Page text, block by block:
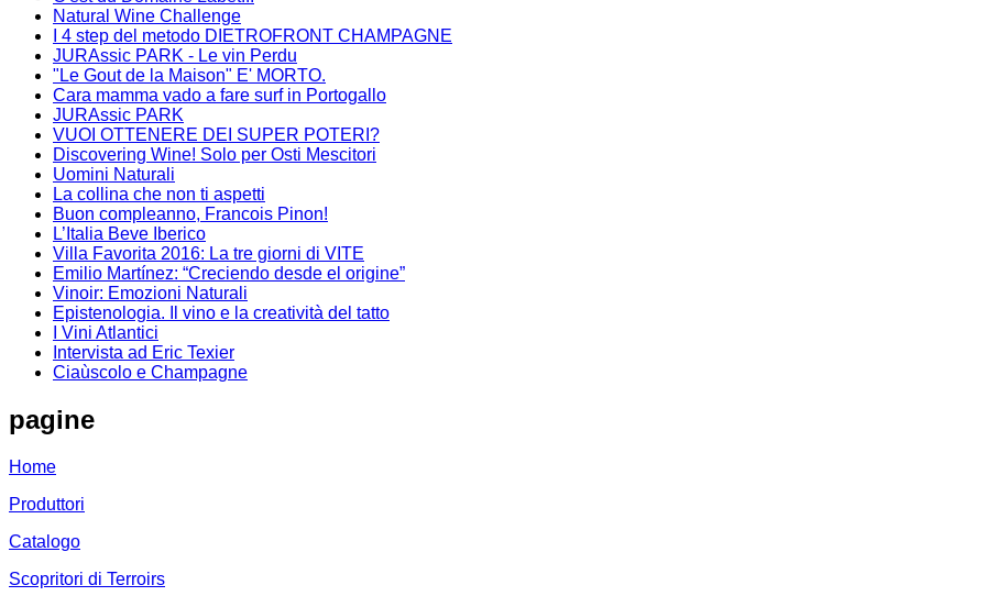
Natural Wine Challenge
I 4 step del metodo DIETROFRONT CHAMPAGNE
JURAssic PARK - Le vin Perdu
"Le Gout de la Maison" E' MORTO.
Cara mamma vado a fare surf in Portogallo
JURAssic PARK
VUOI OTTENERE DEI SUPER POTERI?
Discovering Wine! Solo per Osti Mescitori
Uomini Naturali
La collina che non ti aspetti
Buon compleanno, Francois Pinon!
L’Italia Beve Iberico
Villa Favorita 2016: La tre giorni di VITE
Emilio Martínez: “Creciendo desde el origine”
Vinoir: Emozioni Naturali
Epistenologia. Il vino e la creatività del tatto
I Vini Atlantici
Intervista ad Eric Texier
Ciaùscolo e Champagne
pagine
Home
Produttori
Catalogo
Scopritori di Terroirs